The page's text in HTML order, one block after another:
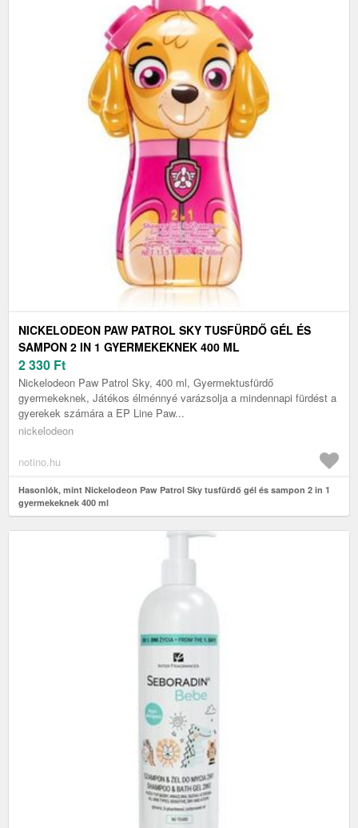
NICKELODEON PAW PATROL SKY TUSFÜRDŐ GÉL ÉS
SAMPON 2 IN 1 GYERMEKEKNEK 400 ML
2 330 Ft
Nickelodeon Paw Patrol Sky, 400 ml, Gyermektusfürdő
gyermekeknek, Játékos élménnyé varázsolja a mindennapi fürdést a
gyerekek számára a EP Line Paw...
nickelodeon
notino.hu
Hasonlók, mint Nickelodeon Paw Patrol Sky tusfürdő gél és sampon 2 in 1
gyermekeknek 400 ml